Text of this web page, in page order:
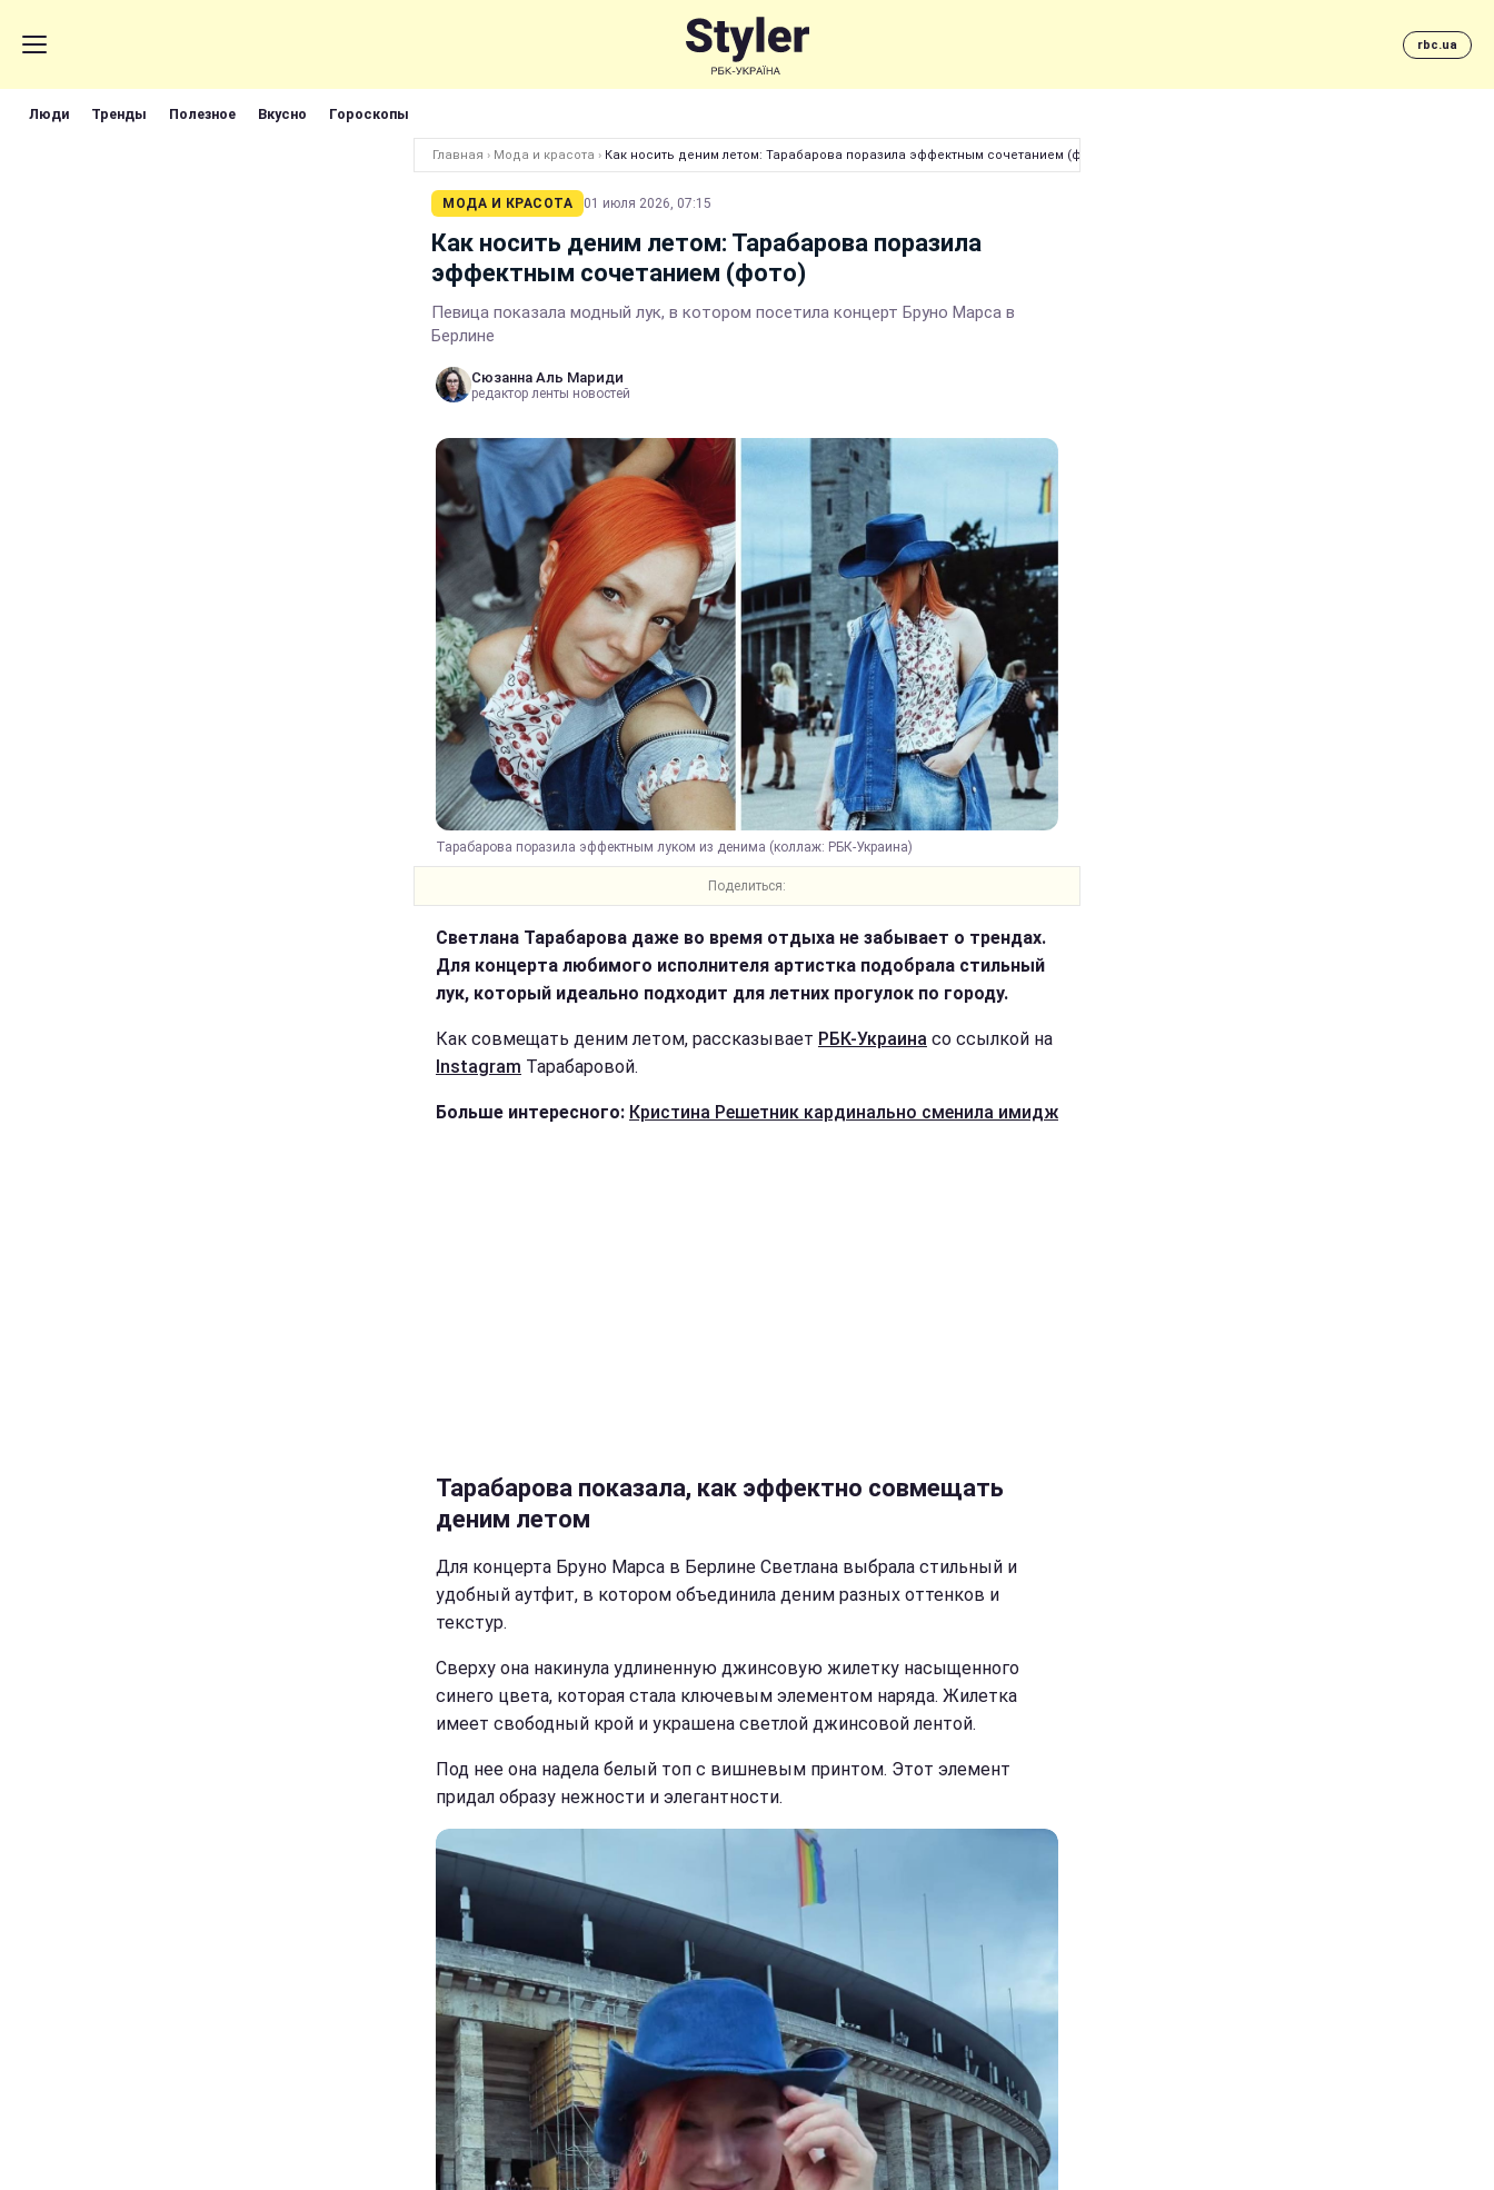
rbc.ua
Люди Тренды Полезное Вкусно Гороскопы
Главная › Мода и красота › Как носить деним летом: Тарабарова поразила эффектным сочетанием (фото)
МОДА И КРАСОТА 01 июля 2026, 07:15
Как носить деним летом: Тарабарова поразила
эффектным сочетанием (фото)
Певица показала модный лук, в котором посетила концерт Бруно Марса в
Берлине
Сюзанна Аль Мариди
редактор ленты новостей
Тарабарова поразила эффектным луком из денима (коллаж: РБК-Украина)
Поделиться:
Светлана Тарабарова даже во время отдыха не забывает о трендах.
Для концерта любимого исполнителя артистка подобрала стильный
лук, который идеально подходит для летних прогулок по городу.
Как совмещать деним летом, рассказывает РБК-Украина со ссылкой на
Instagram Тарабаровой.
Больше интересного: Кристина Решетник кардинально сменила имидж
Тарабарова показала, как эффектно совмещать
деним летом
Для концерта Бруно Марса в Берлине Светлана выбрала стильный и
удобный аутфит, в котором объединила деним разных оттенков и
текстур.
Сверху она накинула удлиненную джинсовую жилетку насыщенного
синего цвета, которая стала ключевым элементом наряда. Жилетка
имеет свободный крой и украшена светлой джинсовой лентой.
Под нее она надела белый топ с вишневым принтом. Этот элемент
придал образу нежности и элегантности.